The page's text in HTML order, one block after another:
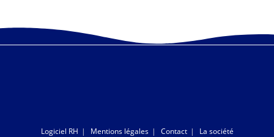
Logiciel RH Mentions légales Contact La société